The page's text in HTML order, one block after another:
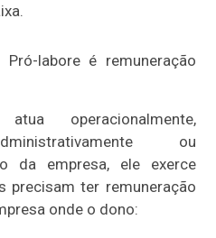
labore é remuneração
operacionalmente,
ou
da empresa, ele exerce
precisam ter remuneração
onde o dono: